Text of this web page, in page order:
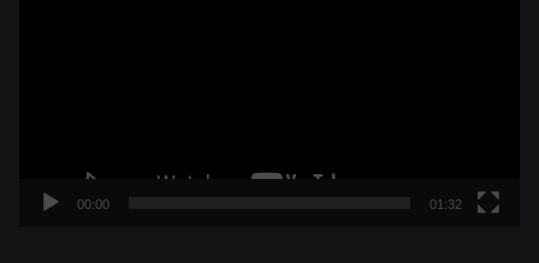
00:00 01:32